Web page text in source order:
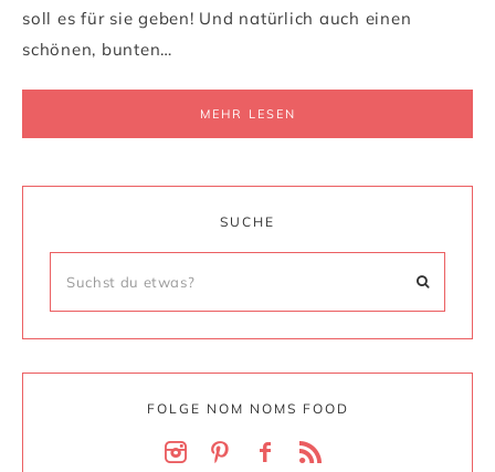
soll es für sie geben! Und natürlich auch einen
schönen, bunten…
MEHR LESEN
SUCHE
FOLGE NOM NOMS FOOD